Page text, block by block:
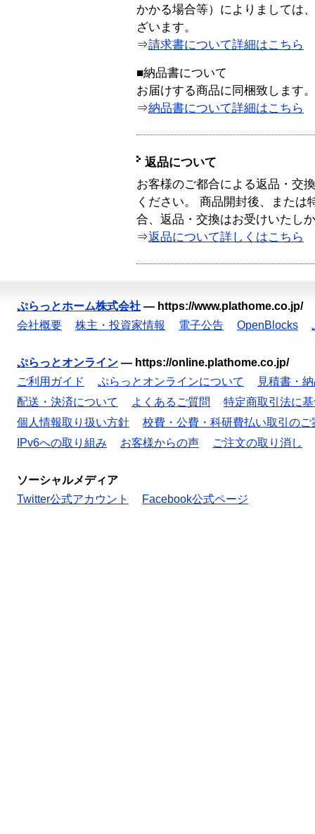
かかる場合等）によりましては
ざいます。
⇒請求書について詳細はこちら
■納品書について
お届けする商品に同梱致します。
⇒納品書について詳細はこちら
返品について
お客様のご都合による返品・交
ください。 商品開封後、または
合、返品・交換はお受けいたし
⇒返品について詳しくはこちら
ぷらっとホーム株式会社 — https://www.plathome.co.jp/
会社概要
株主・投資家情報 電子公告 OpenBlocks
ぷらっとオンライン — https://online.plathome.co.jp/
ご利用ガイド
ぷらっとオンラインについて
見積書・
配送・決済について
よくあるご質問
特定商取引法に
個人情報取り扱い方針
校費・公費・科研費払い取引のご
IPv6への取り組み
お客様からの声 ご注文の取り消し
ソーシャルメディア
Twitter公式アカウント
Facebook公式ページ